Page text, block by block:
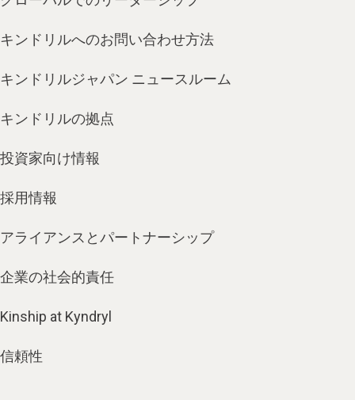
キンドリルへのお問い合わせ方法
キンドリルジャパン ニュースルーム
キンドリルの拠点
投資家向け情報
採用情報
アライアンスとパートナーシップ
企業の社会的責任
Kinship at Kyndryl
信頼性